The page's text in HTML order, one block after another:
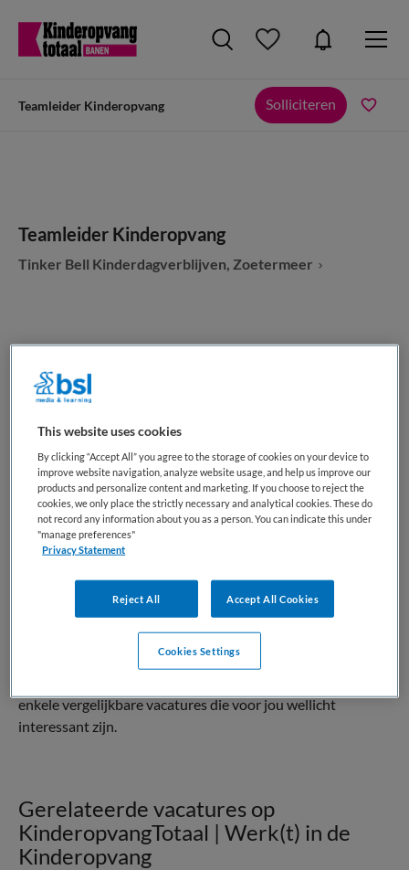
Teamleider Kinderopvang Solliciteren
Teamleider Kinderopvang
Tinker Bell Kinderdagverblijven, Zoetermeer
VAKGEBIED
Kinderopvang
BRANCHE
KDV Tijdelijk dienstverband
PLAATSINGSDATUM
2 april 2026
NIVEAU
HBO
ERVARING
Vacature niet beschikbaar
Deze vacature Teamleider Kinderopvang bij Tinker Bell
enkele vergelijkbare vacatures die voor jou wellicht
interessant zijn.
Gerelateerde vacatures op
KinderopvangTotaal | Werk(t) in de
Kinderopvang
This website uses cookies
By clicking “Accept All” you agree to the storage of cookies on your device to
improve website navigation, analyze website usage, and help us improve our
products and personalize content and marketing. If you choose to reject the
cookies, we only place the strictly necessary and analytical cookies. These do
not record any information about you as a person. You can indicate this under
"manage preferences"
Privacy Statement
Reject All Accept All Cookies
Cookies Settings